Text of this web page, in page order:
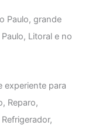
Paulo, grande
Litoral e no
experiente para
Reparo,